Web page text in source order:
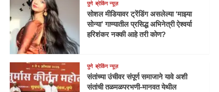
पुणे ब्रेकिंग न्यूज़
सोशल मीडियावर ट्रेंडिंग असलेल्या ‘माझ्या
सोन्या’ गाण्यातील प्रसिद्ध अभिनेत्री ऐश्वर्या
हरिशंकर नक्की आहे तरी कोण?
पुणे ब्रेकिंग न्यूज़
संतांच्या उंचीवर संपूर्ण समाजाने यावे अशी
संतांची तळमळपरभणी-मानवत येथील